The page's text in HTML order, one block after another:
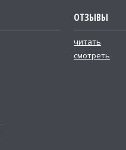
ОТЗЫВЫ
читать
смотреть